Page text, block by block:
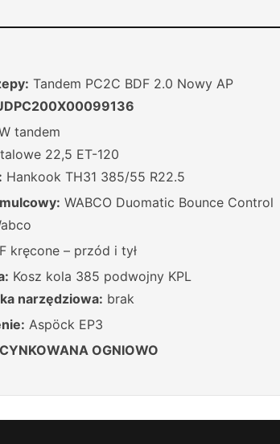
Tandem PC2C BDF 2.0 Nowy AP
tandem
22,5 ET-120
Hankook TH31 385/55 R22.5
WABCO Duomatic Bounce Control
kręcone – przód i tył
Kosz kola 385 podwojny KPL
narzędziowa: brak
Aspöck EP3
OGNIOWO